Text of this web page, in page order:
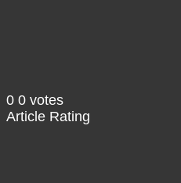
0 0 votes
Article Rating